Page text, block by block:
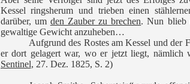
Kessel ringsherum und trieben einen
darüber, um den Zauber zu brechen. Nun blieb
gewaltige Gewicht anzuheben…
Aufgrund des Rostes am Kessel und der
er dort gelagert war, wo er jetzt liegt, nämlich
Sentinel, 27. Dez. 1825, S. 2)